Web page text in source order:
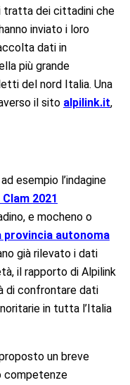
tratta dei cittadini che
inviato i loro
dati in
più grande
del nord Italia. Una
il sito alpilink.it,
esempio l’indagine
2021
e mocheno o
autonoma
già rilevato i dati
il rapporto di Alpilink
di confrontare dati
in tutta l’Italia
un breve
competenze